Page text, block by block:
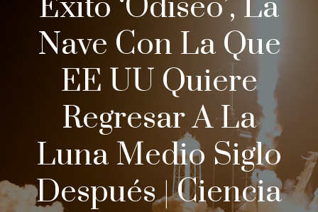
Nave Con La Que
EE UU Quiere
Regresar A La
Luna Medio Siglo
Después | Ciencia